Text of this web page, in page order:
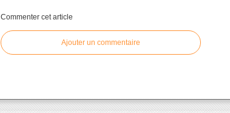
Commenter cet article
Ajouter un commentaire